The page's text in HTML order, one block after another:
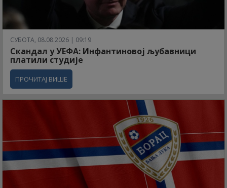
СУБОТА, 08.08.2026 | 09:19
Скандал у УЕФА: Инфантиновој љубавници
платили студије
ПРОЧИТАЈ ВИШЕ